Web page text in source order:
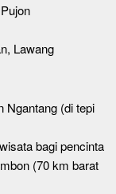
Lawang
Ngantang (di tepi
bagi pencinta
(70 km barat